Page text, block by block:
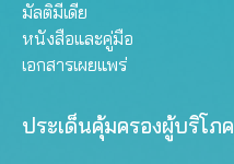
มัลติมีเดีย
หนังสือและคู่มือ
เอกสารเผยแพร่
ประเด็นคุ้มครองผู้บริโภค